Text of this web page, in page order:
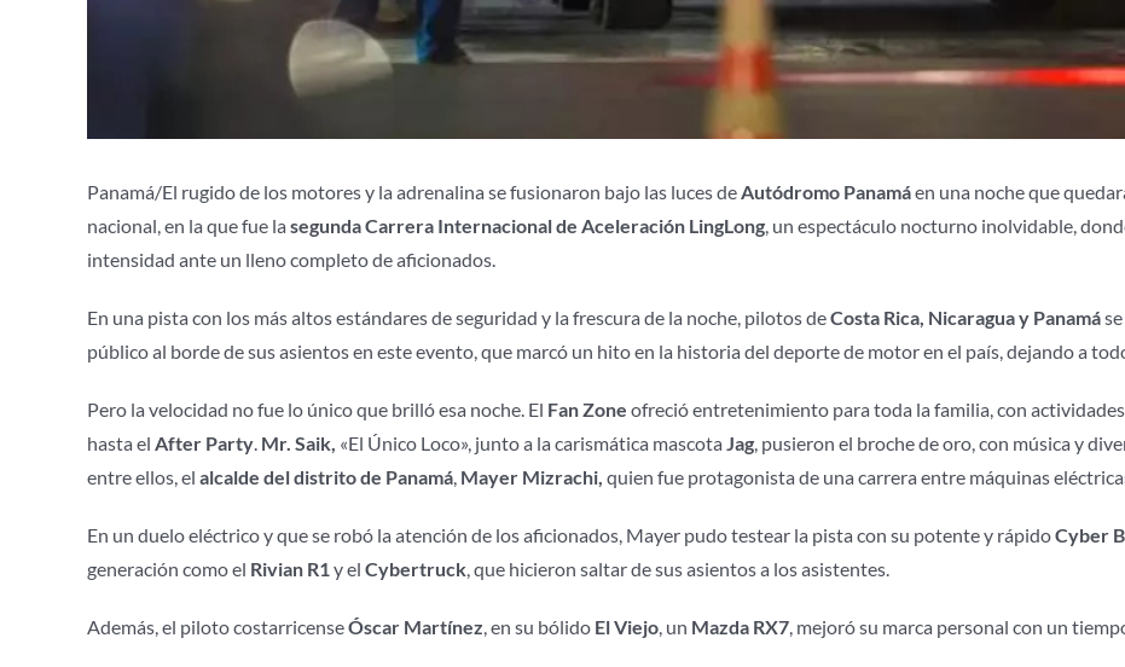
Panamá/El rugido de los motores y la adrenalina se fusionaron bajo las luces deAutódromo Panamáen una noche que
nacional, en la que fue la segunda Carrera Internacional de Aceleración LingLong, un espectáculo nocturno inolvidable,
intensidad ante un lleno completo de aficionados.
En una pista con los más altos estándares de seguridad y la frescura de la noche, pilotos deCosta Rica, Nicaragua y Panamá
público al borde de sus asientos en este evento, que marcó un hito en la historia del deporte de motor en el país, dejando a
Pero la velocidad no fue lo único que brilló esa noche. El Fan Zone ofreció entretenimiento para toda la familia, con
hasta el After Party. Mr. Saik, «El Único Loco», junto a la carismática mascota Jag, pusieron el broche de oro, con música y
entre ellos, el alcalde del distrito de Panamá,Mayer Mizrachi, quien fue protagonista de una carrera entre máquinas
En un duelo eléctrico y que se robó la atención de los aficionados, Mayer pudo testear la pista con su potente y rápidoCyber
generación como el Rivian R1y el Cybertruck, que hicieron saltar de sus asientos a los asistentes.
Además, el piloto costarricenseÓscar Martínez, en su bólido El Viejo, un Mazda RX7, mejoró su marca personal con un